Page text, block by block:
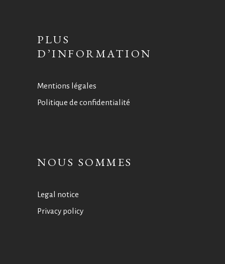
PLUS
D’INFORMATION
Mentions légales
Politique de confidentialité
NOUS SOMMES
Legal notice
Privacy policy